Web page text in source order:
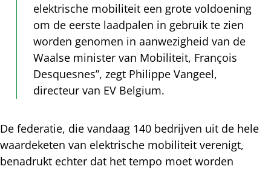
elektrische mobiliteit een grote voldoening
om de eerste laadpalen in gebruik te zien
worden genomen in aanwezigheid van de
Waalse minister van Mobiliteit, François
Desquesnes”, zegt Philippe Vangeel,
directeur van EV Belgium.
De federatie, die vandaag 140 bedrijven uit de hele
waardeketen van elektrische mobiliteit verenigt,
benadrukt echter dat het tempo moet worden